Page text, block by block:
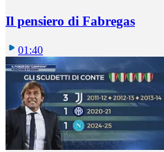
Il pensiero di Fabregas
01:40